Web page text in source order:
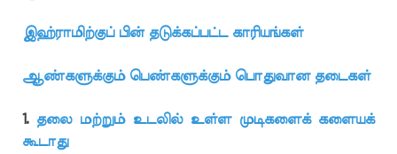
இஹ்ராமிற்குப் பின் தடுக்கப்பட்ட காரியங்கள்
ஆண்களுக்கும் பெண்களுக்கும் பொதுவான தடைகள்
1. தலை மற்றும் உடலில் உள்ள முடிகளைக் களையக்
கூடாது